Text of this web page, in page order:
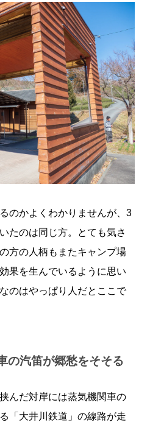
のかよくわかりませんが、3
たのは同じ方。とても気さ
方の人柄もまたキャンプ場
果を生んでいるように思い
のはやっぱり人だとここで
の汽笛が郷愁をそそる
んだ対岸には蒸気機関車の
「大井川鉄道」の線路が走